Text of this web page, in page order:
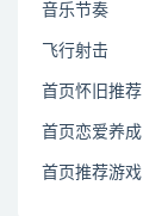
音乐节奏
飞行射击
首页怀旧推荐
首页恋爱养成
首页推荐游戏